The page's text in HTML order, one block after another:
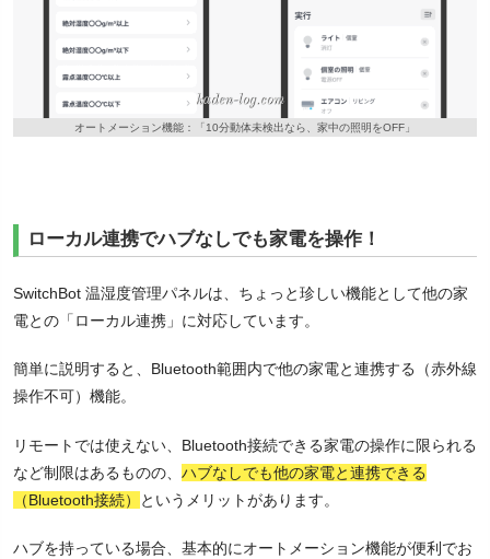
オートメーション機能：「10分動体未検出なら、家中の照明をOFF」
ローカル連携でハブなしでも家電を操作！
SwitchBot 温湿度管理パネルは、ちょっと珍しい機能として他の家
電との「ローカル連携」に対応しています。
簡単に説明すると、Bluetooth範囲内で他の家電と連携する（赤外線
操作不可）機能。
リモートでは使えない、Bluetooth接続できる家電の操作に限られる
など制限はあるものの、 ハブなしでも他の家電と連携できる
（Bluetooth接続）
というメリットがあります。
ハブを持っている場合、基本的にオートメーション機能が便利でお